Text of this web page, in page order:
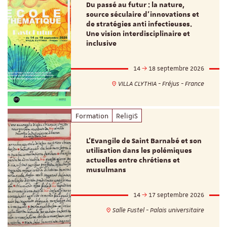
Du passé au futur : la nature,
source séculaire d’innovations et
de stratégies anti infectieuses.
Une vision interdisciplinaire et
inclusive
14
18 septembre 2026
VILLA CLYTHIA - Fréjus - France
Formation ReligiS
L’Evangile de Saint Barnabé et son
utilisation dans les polémiques
actuelles entre chrétiens et
musulmans
14
17 septembre 2026
Salle Fustel - Palais universitaire